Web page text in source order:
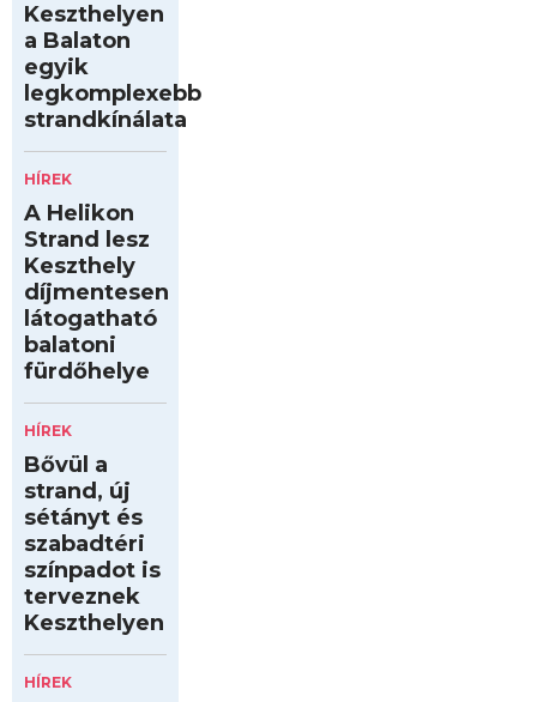
Keszthelyen
a Balaton
egyik
legkomplexebb
strandkínálata
HÍREK
A Helikon
Strand lesz
Keszthely
díjmentesen
látogatható
balatoni
fürdőhelye
HÍREK
Bővül a
strand, új
sétányt és
szabadtéri
színpadot is
terveznek
Keszthelyen
HÍREK